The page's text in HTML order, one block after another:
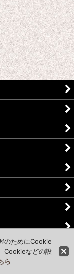
のためにCookie
Cookieなどの設
ら